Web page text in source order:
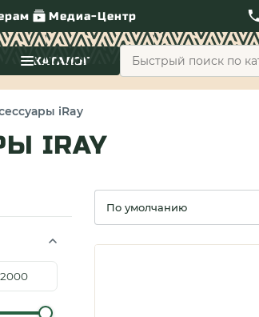
Медиа-Центр
КАТАЛОГ
iRay
IRAY
Сортировка